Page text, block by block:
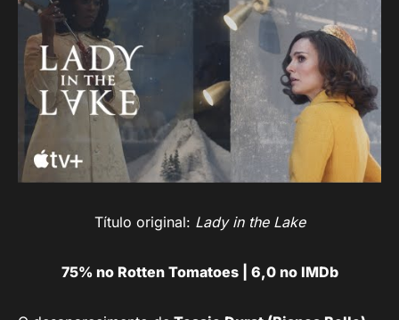
Título original: Lady in the Lake
75% no Rotten Tomatoes | 6,0 no IMDb